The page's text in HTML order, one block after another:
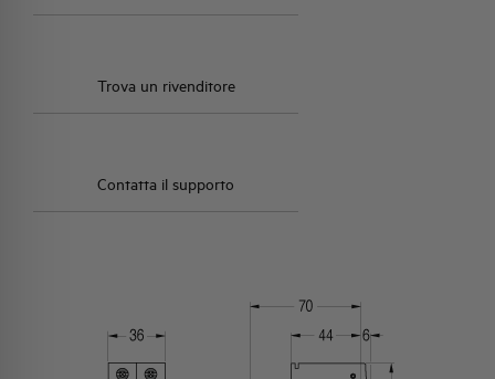
Trova un rivenditore
Contatta il supporto